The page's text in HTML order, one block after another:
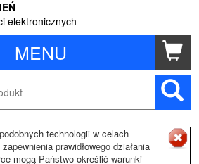
MENU
elektronicznych
technologii w celach
prawidłowego działania
mogą Państwo określić warunki